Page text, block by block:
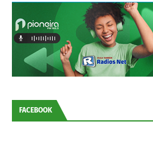
FACEBOOK